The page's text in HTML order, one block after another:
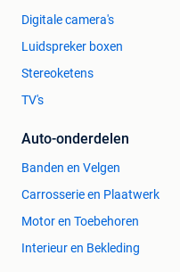
Digitale camera's
Luidspreker boxen
Stereoketens
TV's
Auto-onderdelen
Banden en Velgen
Carrosserie en Plaatwerk
Motor en Toebehoren
Interieur en Bekleding